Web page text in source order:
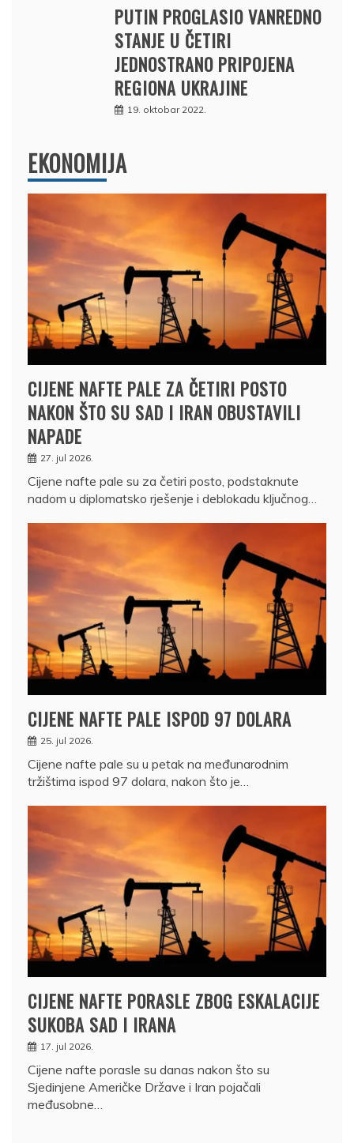
PUTIN PROGLASIO VANREDNO
STANJE U ČETIRI
JEDNOSTRANO PRIPOJENA
REGIONA UKRAJINE
19. oktobar 2022.
EKONOMIJA
CIJENE NAFTE PALE ZA ČETIRI POSTO
NAKON ŠTO SU SAD I IRAN OBUSTAVILI
NAPADE
27. jul 2026.
Cijene nafte pale su za četiri posto, podstaknute
nadom u diplomatsko rješenje i deblokadu ključnog…
CIJENE NAFTE PALE ISPOD 97 DOLARA
25. jul 2026.
Cijene nafte pale su u petak na međunarodnim
tržištima ispod 97 dolara, nakon što je…
CIJENE NAFTE PORASLE ZBOG ESKALACIJE
SUKOBA SAD I IRANA
17. jul 2026.
Cijene nafte porasle su danas nakon što su
Sjedinjene Američke Države i Iran pojačali
međusobne…